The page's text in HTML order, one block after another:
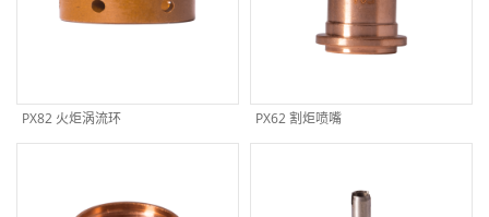
PX82 火炬涡流环 PX62 割炬喷嘴